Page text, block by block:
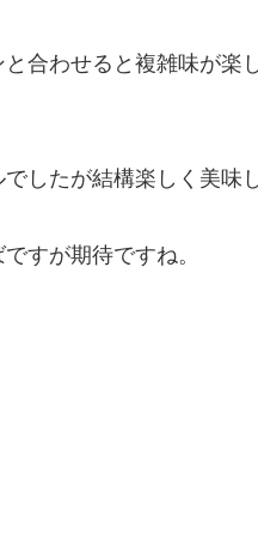
合わせると複雑味が楽
したが結構楽しく美味
すが期待ですね。